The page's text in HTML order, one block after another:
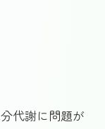
代謝に問題が